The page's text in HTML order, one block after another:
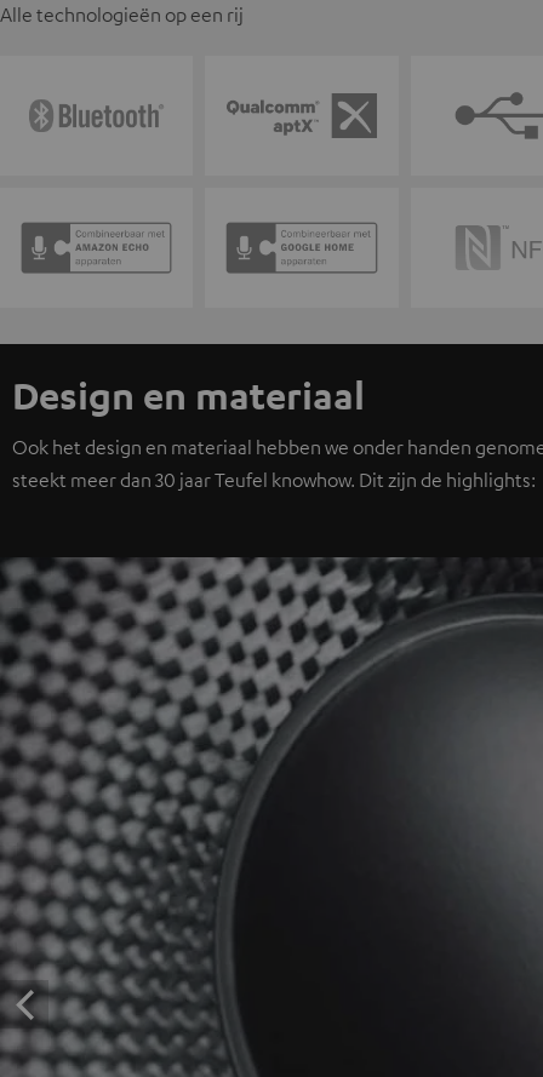
Alle technologieën op een rij
Design en materiaal
Ook het design en materiaal hebben we onder handen
steekt meer dan 30 jaar Teufel knowhow. Dit zijn de highlights: